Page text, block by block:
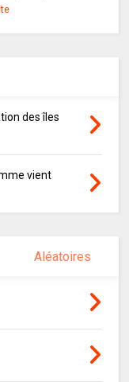
des îles
vient
Aléatoires